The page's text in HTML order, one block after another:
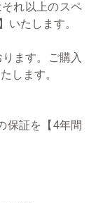
れ以上のスペ
いたします。
ます。ご購入
します。
保証を【4年間